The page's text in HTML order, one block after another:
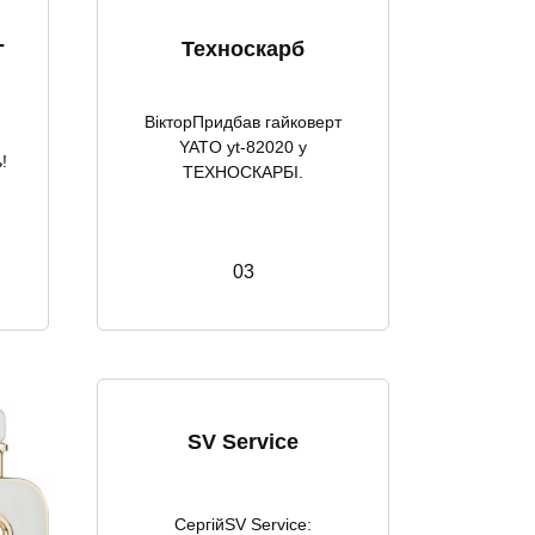
Техноскарб
ВікторПридбав гайковерт
YATO yt-82020 у
ТЕХНОСКАРБІ.
03
SV Service
СергійSV Service: